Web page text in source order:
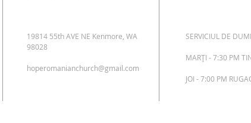
19814 55th AVE NE Kenmore, WA
98028
hoperomanianchurch@gmail.com
SERVICIUL DE
MARȚI - 7:30 PM
JOI - 7:00 PM